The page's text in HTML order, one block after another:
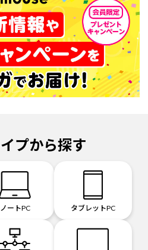
プから探す
ノートPC タブレットPC